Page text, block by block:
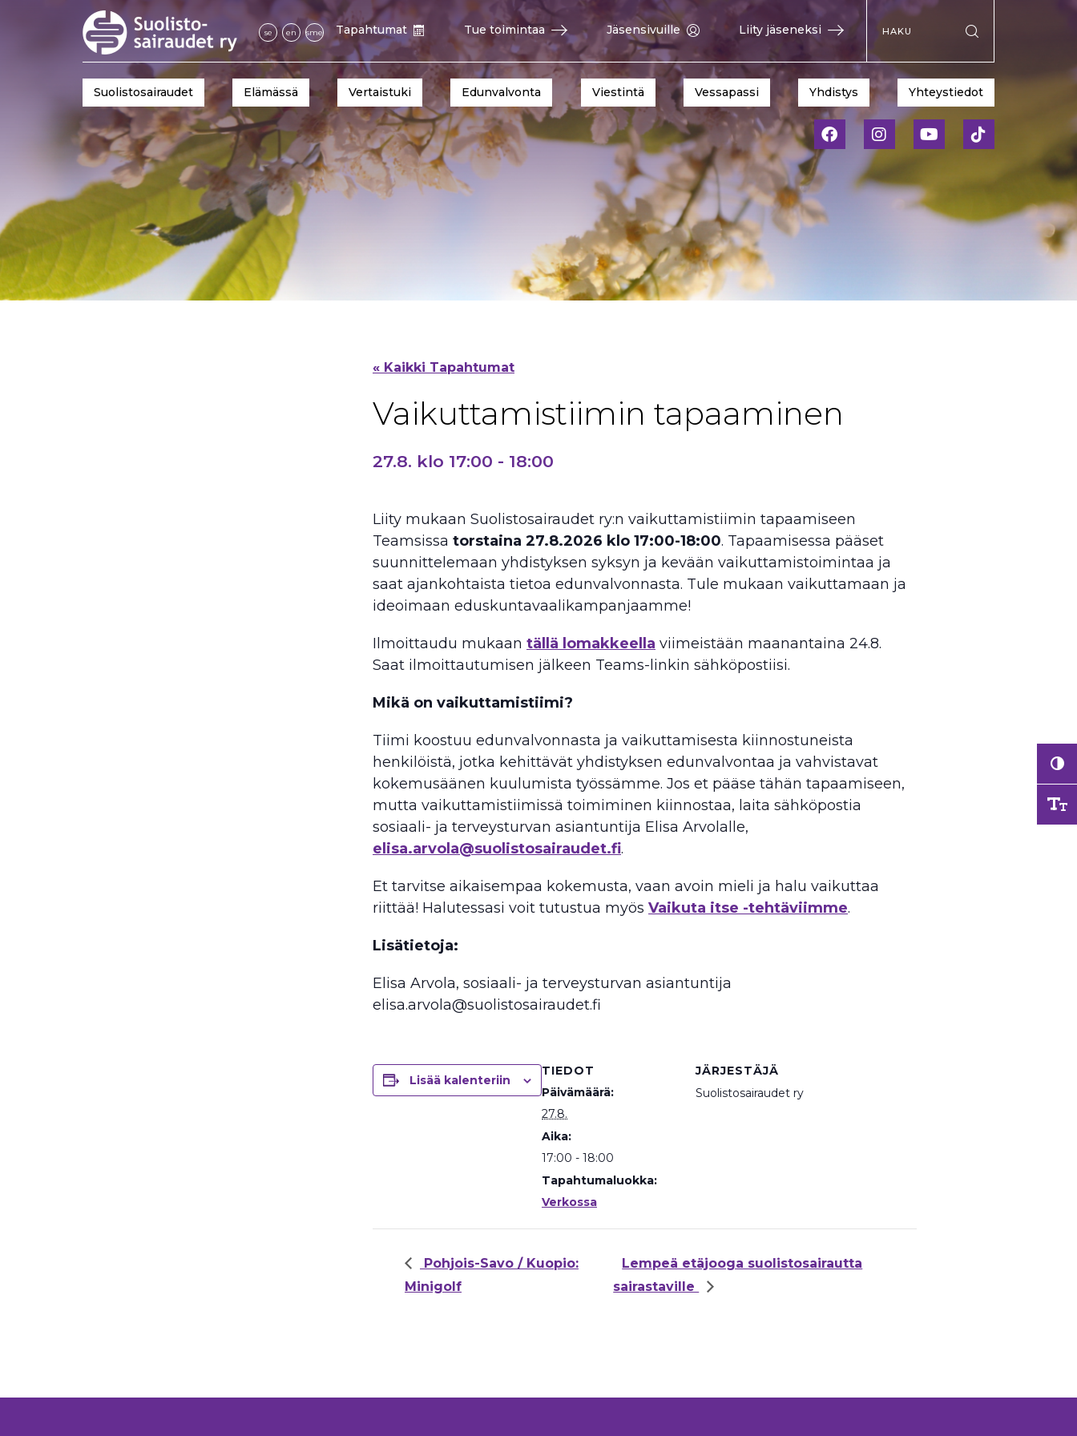
se en sme Tapahtumat Tue toimintaa Jäsensivuille Liity jäseneksi
Hae sivustolta
Suolistosairaudet Elämässä Vertaistuki Edunvalvonta Viestintä Vessapassi Yhdistys Yhteystiedot
« Kaikki Tapahtumat
Vaikuttamistiimin tapaaminen
27.8. klo 17:00 - 18:00
Liity mukaan Suolistosairaudet ry:n vaikuttamistiimin tapaamiseen
Teamsissa torstaina 27.8.2026 klo 17:00-18:00. Tapaamisessa pääset
suunnittelemaan yhdistyksen syksyn ja kevään vaikuttamistoimintaa ja
saat ajankohtaista tietoa edunvalvonnasta. Tule mukaan vaikuttamaan ja
ideoimaan eduskuntavaalikampanjaamme!
Ilmoittaudu mukaan tällä lomakkeella viimeistään maanantaina 24.8.
Saat ilmoittautumisen jälkeen Teams-linkin sähköpostiisi.
Mikä on vaikuttamistiimi?
Tiimi koostuu edunvalvonnasta ja vaikuttamisesta kiinnostuneista
henkilöistä, jotka kehittävät yhdistyksen edunvalvontaa ja vahvistavat
kokemusäänen kuulumista työssämme. Jos et pääse tähän tapaamiseen,
mutta vaikuttamistiimissä toimiminen kiinnostaa, laita sähköpostia
sosiaali- ja terveysturvan asiantuntija Elisa Arvolalle,
elisa.arvola@suolistosairaudet.fi.
Et tarvitse aikaisempaa kokemusta, vaan avoin mieli ja halu vaikuttaa
riittää! Halutessasi voit tutustua myös Vaikuta itse -tehtäviimme.
Lisätietoja:
Elisa Arvola, sosiaali- ja terveysturvan asiantuntija
elisa.arvola@suolistosairaudet.fi
Lisää kalenteriin
TIEDOT
Päivämäärä:
27.8.
Aika:
17:00 - 18:00
Tapahtumaluokka:
Verkossa
JÄRJESTÄJÄ
Suolistosairaudet ry
Pohjois-Savo / Kuopio:
Minigolf
Lempeä etäjooga suolistosairautta
sairastaville